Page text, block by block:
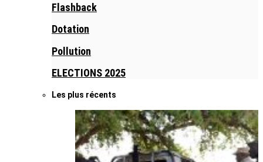
Flashback
Dotation
Pollution
ELECTIONS 2025
Les plus récents